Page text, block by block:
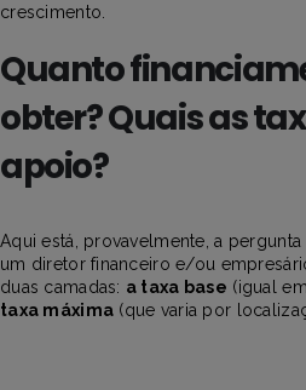
crescimento.
Quanto
obter? Quais as
apoio?
Aqui está, provavelmente, a
um diretor financeiro e/ou
duas camadas: a taxa base (igual
taxa máxima (que varia por